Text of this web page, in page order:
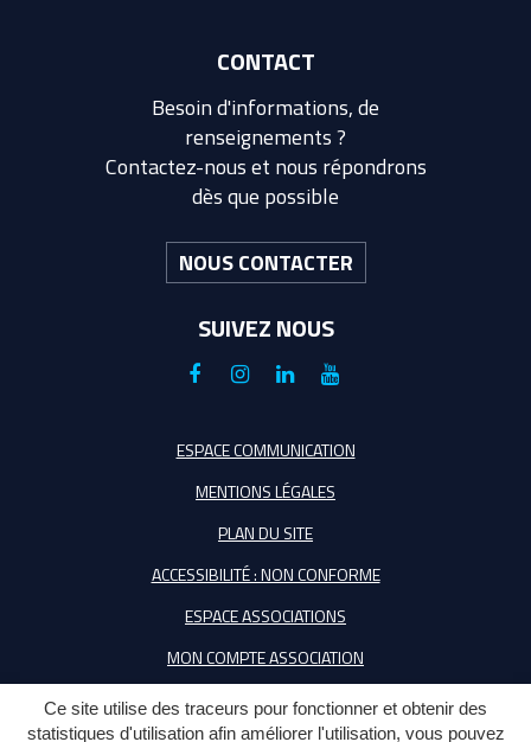
Ce site utilise des traceurs pour fonctionner et obtenir des
statistiques d'utilisation afin améliorer l'utilisation, vous pouvez
CONTACT
Besoin d'informations, de
renseignements ?
Contactez-nous et nous répondrons
dès que possible
NOUS CONTACTER
SUIVEZ NOUS
Lien
le
Facebook
Lien
le
compte
Instagram
Lien
le
compte
Linkedin
Lien
la
Youtube
ESPACE COMMUNICATION
MENTIONS LÉGALES
PLAN DU SITE
ACCESSIBILITÉ : NON CONFORME
ESPACE ASSOCIATIONS
MON COMPTE ASSOCIATION